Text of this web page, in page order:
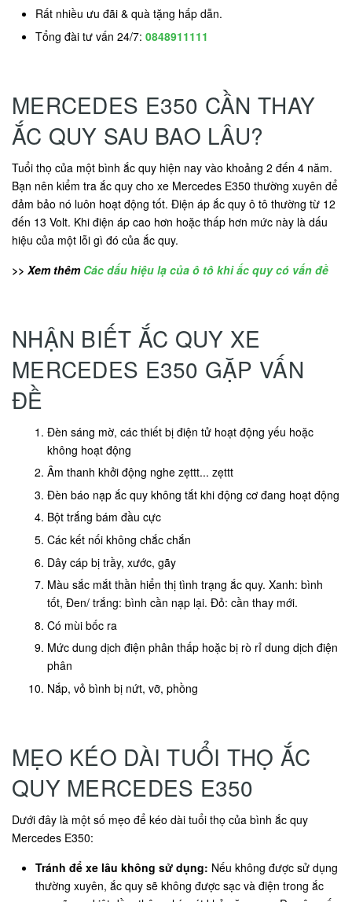
Rất nhiều ưu đãi & quà tặng hấp dẫn.
Tổng đài tư vấn 24/7: 0848911111
MERCEDES E350 CẦN THAY
ẮC QUY SAU BAO LÂU?
Tuổi thọ của một bình ắc quy hiện nay vào khoảng 2 đến 4 năm.
Bạn nên kiểm tra ắc quy cho xe Mercedes E350 thường xuyên để
đảm bảo nó luôn hoạt động tốt. Điện áp ắc quy ô tô thường từ 12
đến 13 Volt. Khi điện áp cao hơn hoặc thấp hơn mức này là dấu
hiệu của một lỗi gì đó của ắc quy.
>> Xem thêm Các dấu hiệu lạ của ô tô khi ắc quy có vấn đề
NHẬN BIẾT ẮC QUY XE
MERCEDES E350 GẶP VẤN
ĐỀ
Đèn sáng mờ, các thiết bị điện tử hoạt động yếu hoặc
không hoạt động
Âm thanh khởi động nghe zẹttt... zẹttt
Đèn báo nạp ắc quy không tắt khi động cơ đang hoạt động
Bột trắng bám đầu cực
Các kết nối không chắc chắn
Dây cáp bị trầy, xước, gãy
Màu sắc mắt thần hiển thị tình trạng ắc quy. Xanh: bình
tốt, Đen/ trắng: bình cần nạp lại. Đỏ: cần thay mới.
Có mùi bốc ra
Mức dung dịch điện phân thấp hoặc bị rò rỉ dung dịch điện
phân
Nắp, vỏ bình bị nứt, vỡ, phồng
MẸO KÉO DÀI TUỔI THỌ ẮC
QUY MERCEDES E350
Dưới đây là một số mẹo để kéo dài tuổi thọ của bình ắc quy
Mercedes E350:
Tránh để xe lâu không sử dụng: Nếu không được sử dụng
thường xuyên, ắc quy sẽ không được sạc và điện trong ắc